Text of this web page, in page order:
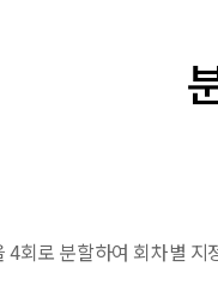
회로 분할하여 회차별